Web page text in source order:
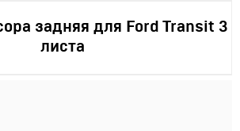
задняя для Ford Transit 3
листа